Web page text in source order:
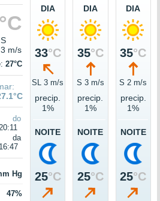
°C
S
3 m/s
27°C
do
da
Hg
47%
DIA
33°C
SL 3 m/s
precip.
1%
NOITE
25°C
DIA
35°C
S 3 m/s
precip.
1%
NOITE
25°C
DIA
35°C
S 2 m/s
precip.
1%
NOITE
25°C